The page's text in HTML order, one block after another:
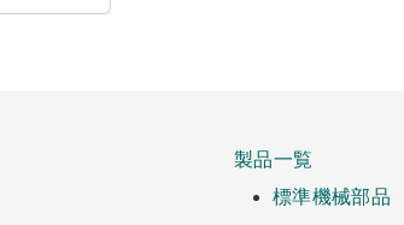
製品一覧
標準機械部品